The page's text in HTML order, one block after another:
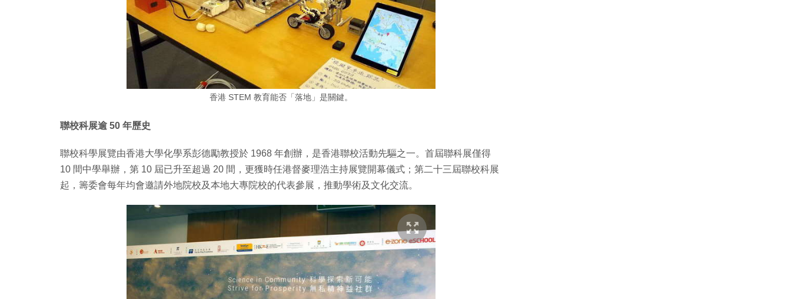
香港 STEM 教育能否「落地」是關鍵。
聯校科展逾 50 年歷史
聯校科學展覽由香港大學化學系彭德勵教授於 1968 年創辦，是香港聯校活動先驅之一。首屆聯科展僅得
10 間中學舉辦，第 10 屆已升至超過 20 間，更獲時任港督麥理浩主持展覽開幕儀式；第二十三屆聯校科展
起，籌委會每年均會邀請外地院校及本地大專院校的代表參展，推動學術及文化交流。